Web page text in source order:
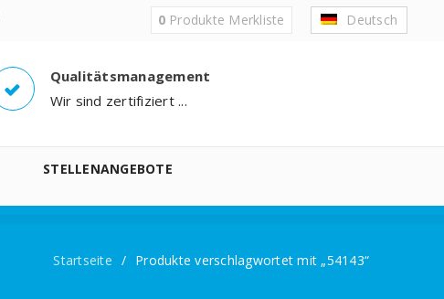
0Produkte Merkliste Deutsch
Qualitätsmanagement
Wir sind zertifiziert ...
STELLENANGEBOTE
Startseite / Produkte verschlagwortet mit „54143“